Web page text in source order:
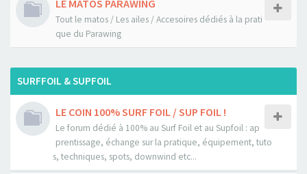
LE MATOS PARAWING
Tout le matos / Les ailes / Accesoires dédiés à la prati
que du Parawing
SURFFOIL & SUPFOIL
LE COIN 100% SURF FOIL / SUP FOIL !
Le forum dédié à 100% au Surf Foil et au Supfoil : ap
prentissage, échange sur la pratique, équipement, tuto
s, techniques, spots, downwind etc...